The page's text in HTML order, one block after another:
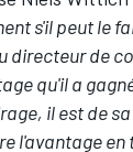
s'il peut le
directeur de
qu'il a
il est de
l'avantage